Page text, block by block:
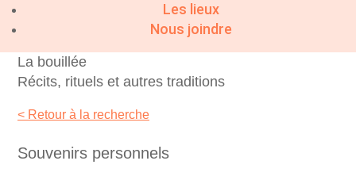
Les lieux
Nous joindre
La bouillée
Récits, rituels et autres traditions
< Retour à la recherche
Souvenirs personnels